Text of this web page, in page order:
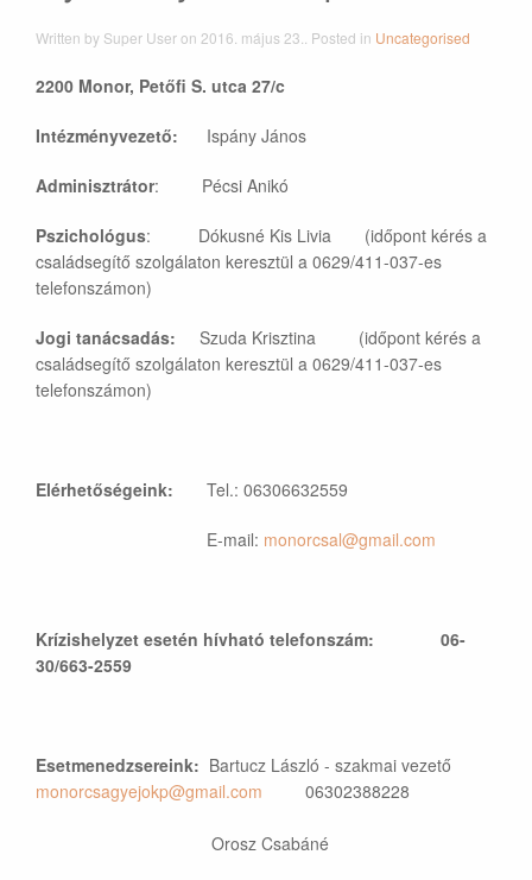
Written by Super User on 2016. május 23. . Posted in Uncategorised
2200 Monor, Petőfi S. utca 27/c
Intézményvezető: Ispány János
Adminisztrátor: Pécsi Anikó
Pszichológus: Dókusné Kis Livia (időpont kérés a
családsegítő szolgálaton keresztül a 0629/411-037-es
telefonszámon)
Jogi tanácsadás: Szuda Krisztina (időpont kérés a
családsegítő szolgálaton keresztül a 0629/411-037-es
telefonszámon)
Elérhetőségeink: Tel.: 06306632559
E-mail: monorcsal@gmail.com
Krízishelyzet esetén hívható telefonszám: 06-
30/663-2559
Esetmenedzsereink: Bartucz László - szakmai vezető
monorcsagyejokp@gmail.com 06302388228
Orosz Csabáné